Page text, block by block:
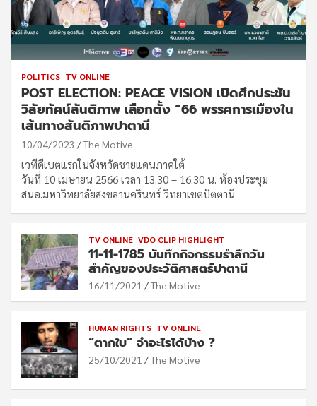
POLITICS TV ONLINE
POST ELECTION: PEACE VISION เปิดศึกประชัน
วิสัยทัศน์สันติภาพ เลือกตั้ง “66 พรรคการเมืองใน
เส้นทางสันติภาพปาตานี
10/04/2023 The Motive
เวทีดีเบตแรกในจังหวัดชายแดนภาคใต้
วันที่ 10 เมษายน 2566 เวลา 13.30 – 16.30 น. ห้องประชุม
สนอ.มหาวิทยาลัยสงขลานครินทร์ วิทยาเขตปัตตานี
TV ONLINE VDO CLIP HIGHLIGHT
11-11-1785 บันทึกกิจกรรมรำลึกวัน
สำคัญของประวัติศาสตร์ปาตานี
16/11/2021 The Motive
HUMAN RIGHTS TV ONLINE
“ตากใบ” จำอะไรได้บ้าง ?
25/10/2021 The Motive